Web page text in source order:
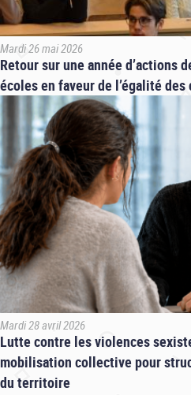
Mardi 26 mai 2026
Retour sur une année d’actions
écoles en faveur de l’égalité des
Mardi 28 avril 2026
Lutte contre les violences
mobilisation collective pour
du territoire